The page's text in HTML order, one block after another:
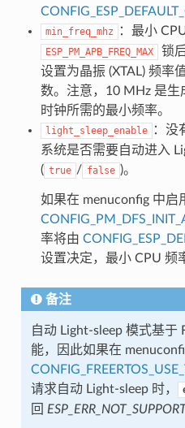
min_freq_mhz ：最小
ESP_PM_APB_FREQ_MAX
锁
设置为晶振 (XTAL) 频率
数。注意，10 MHz 是生
时钟所需的最小频率。
light_sleep_enable
：没
系统是否需要自动进入
( true / false )。
如果在 menuconfig 中启
率将由
设置决定，最小 CPU 频
备注
自动 Light-sleep 模式基于
能，因此如果在
请求自动 Light-sleep 时，
回